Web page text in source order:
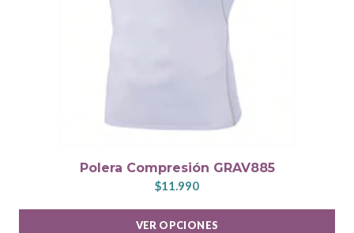
Polera Compresión GRAV885
$11.990
VER OPCIONES